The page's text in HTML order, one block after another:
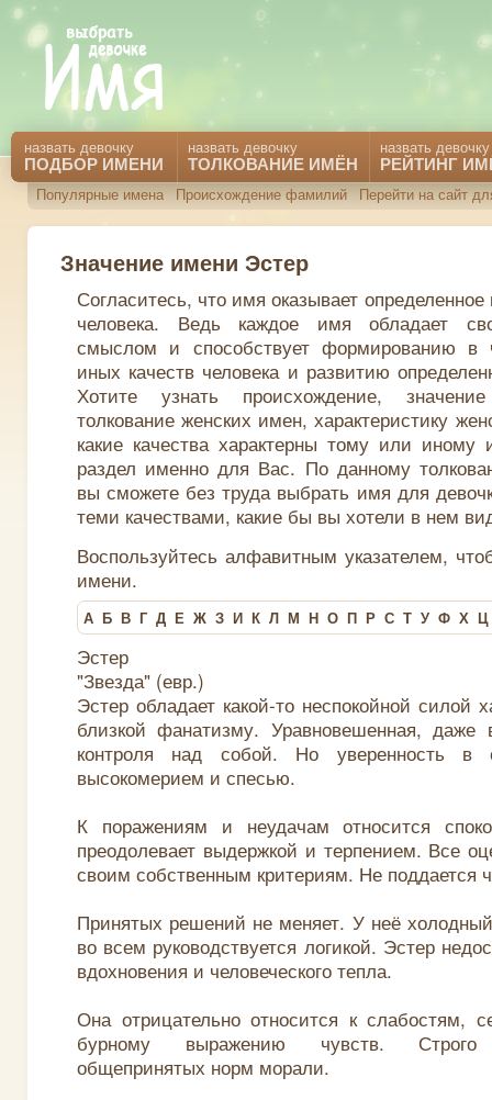
назвать девочку
ПОДБОР ИМЕНИ
назвать девочку
ТОЛКОВАНИЕ ИМЁН
назвать девочку
РЕЙТИНГ
Популярные имена Происхождение фамилий Перейти на сайт
Значение имени Эстер
Согласитесь, что имя оказывает
человека. Ведь каждое имя обладает
смыслом и способствует формированию в
иных качеств человека и развитию
Хотите узнать происхождение,
толкование женских имен, характеристику
какие качества характерны тому или иному
раздел именно для Вас. По данному
вы сможете без труда выбрать имя для
теми качествами, какие бы вы хотели в нем
Воспользуйтесь алфавитным указателем,
имени.
А Б В Г Д Е Ж З И К Л М Н О П Р С Т У Ф Х Ц
Эстер
"Звезда" (евр.)
Эстер обладает какой-то неспокойной силой
близкой фанатизму. Уравновешенная, даже
контроля над собой. Но уверенность в
высокомерием и спесью.
К поражениям и неудачам относится
преодолевает выдержкой и терпением. Все
своим собственным критериям. Не поддается
Принятых решений не меняет. У неё
во всем руководствуется логикой. Эстер
вдохновения и человеческого тепла.
Она отрицательно относится к слабостям,
бурному выражению чувств. Строго
общепринятых норм морали.